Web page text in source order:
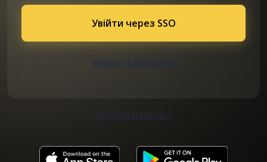
Увійти з паролем
Забули пароль?